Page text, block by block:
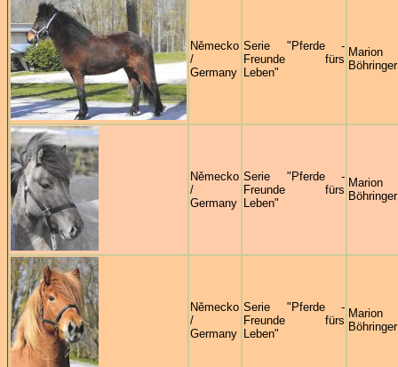
Německo
/
Germany
Serie "Pferde -
Freunde fürs
Leben"
Marion
Böhringer
Německo
/
Germany
Serie "Pferde -
Freunde fürs
Leben"
Marion
Böhringer
Německo
/
Germany
Serie "Pferde -
Freunde fürs
Leben"
Marion
Böhringer